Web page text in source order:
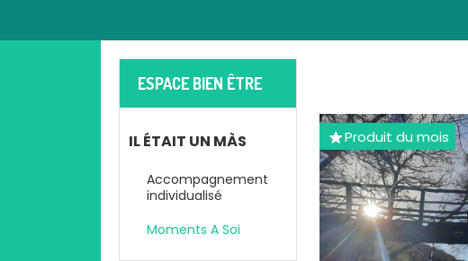
ESPACE BIEN ÊTRE
IL ÉTAIT UN MÀS
Accompagnement
individualisé
Moments A Soi
Produit du mois